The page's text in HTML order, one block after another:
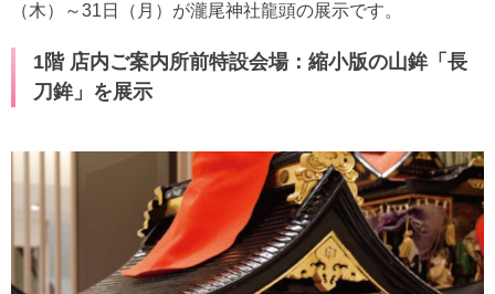
（木）～31日（月）が瀧尾神社龍頭の展示です。
1階 店内ご案内所前特設会場：縮小版の山鉾「長
刀鉾」を展示